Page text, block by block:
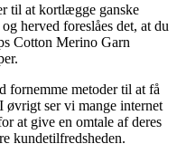
til at kortlægge ganske
herved foreslåes det, at du
Cotton Merino Garn
fornemme metoder til at få
øvrigt ser vi mange internet
at give en omtale af deres
kundetilfredsheden.